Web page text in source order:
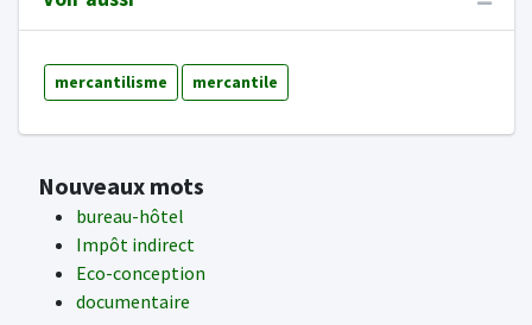
mercantilisme mercantile
Nouveaux mots
bureau-hôtel
Impôt indirect
Eco-conception
documentaire